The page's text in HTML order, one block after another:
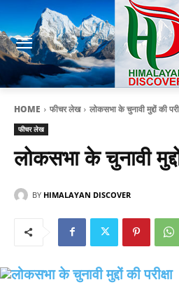
HOME फीचर लेख लोकसभा के चुनावी मुद्दों की
फीचर लेख
लोकसभा के चुनावी मुद्दों
BY HIMALAYAN DISCOVER